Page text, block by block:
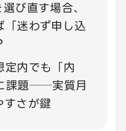
び直す場合、
「迷わず申し込
定内でも「内
課題──実質月
すさが鍵